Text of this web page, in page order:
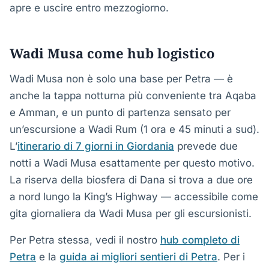
apre e uscire entro mezzogiorno.
Wadi Musa come hub logistico
Wadi Musa non è solo una base per Petra — è
anche la tappa notturna più conveniente tra Aqaba
e Amman, e un punto di partenza sensato per
un’escursione a Wadi Rum (1 ora e 45 minuti a sud).
L’itinerario di 7 giorni in Giordania prevede due
notti a Wadi Musa esattamente per questo motivo.
La riserva della biosfera di Dana si trova a due ore
a nord lungo la King’s Highway — accessibile come
gita giornaliera da Wadi Musa per gli escursionisti.
Per Petra stessa, vedi il nostro hub completo di
Petra e la guida ai migliori sentieri di Petra. Per i